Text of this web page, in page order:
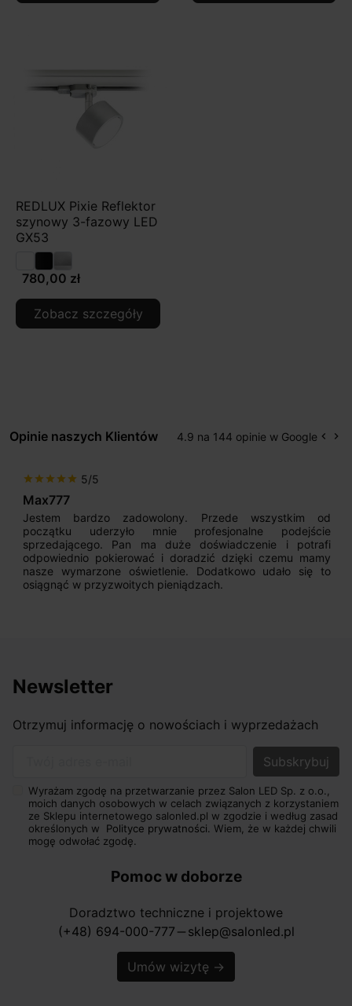
REDLUX Pixie Reflektor
szynowy 3-fazowy LED
GX53
780,00 zł
Zobacz szczegóły
Opinie naszych Klientów 4.9 na 144 opinie w Google keyboard_arrow_left keyboard_arrow_right
star star star star star 5/5
Max777
Jestem bardzo zadowolony. Przede wszystkim od
początku uderzyło mnie profesjonalne podejście
sprzedającego. Pan ma duże doświadczenie i potrafi
odpowiednio pokierować i doradzić dzięki czemu mamy
nasze wymarzone oświetlenie. Dodatkowo udało się to
osiągnąć w przyzwoitych pieniądzach.
Newsletter
Otrzymuj informację o nowościach i wyprzedażach
Wyrażam zgodę na przetwarzanie przez Salon LED Sp. z o.o.,
moich danych osobowych w celach związanych z korzystaniem
ze Sklepu internetowego salonled.pl w zgodzie i według zasad
określonych w Polityce prywatności. Wiem, że w każdej chwili
mogę odwołać zgodę.
Pomoc w doborze
Doradztwo techniczne i projektowe
(+48) 694-000-777 horizontal_rule sklep@salonled.pl
Umów wizytę →